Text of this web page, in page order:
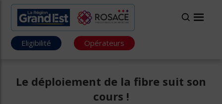
Eligibilité Opérateurs
Le déploiement de la fibre suit son
cours !